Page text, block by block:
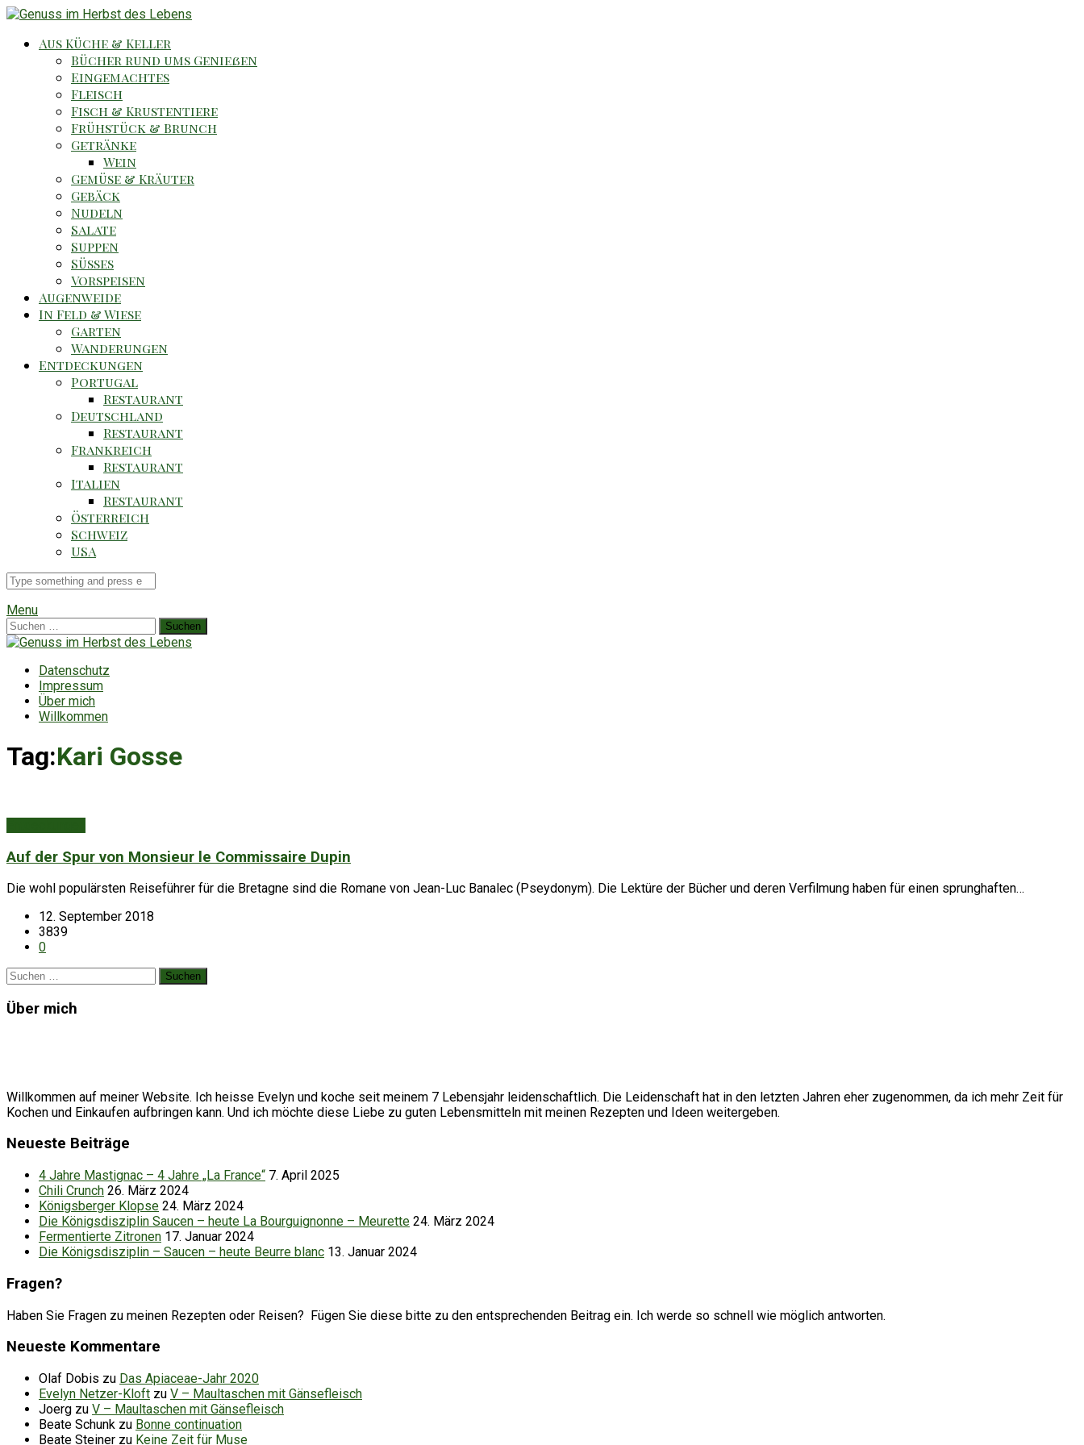
Aus Küche & Keller
Bücher rund ums Genießen
Eingemachtes
Fleisch
Fisch & Krustentiere
Frühstück & Brunch
Getränke
Wein
Gemüse & Kräuter
Gebäck
Nudeln
Salate
Suppen
Süsses
Vorspeisen
Augenweide
In Feld & Wiese
Garten
Wanderungen
Entdeckungen
Portugal
Restaurant
Deutschland
Restaurant
Frankreich
Restaurant
Italien
Restaurant
Österreich
Schweiz
USA
Suche
für
Menu
Suchen
nach:
Datenschutz
Impressum
Über mich
Willkommen
Tag:Kari Gosse
Auf der Spur von Monsieur le Commissaire Dupin
Die wohl populärsten Reiseführer für die Bretagne sind die Romane von Jean-Luc Banalec (Pseydonym). Die Lektüre der Bücher und deren Verfilmung haben für einen sprunghaften…
12. September 2018
3839
0
Suchen
Über mich
Willkommen auf meiner Website. Ich heisse Evelyn und koche seit meinem 7 Lebensjahr leidenschaftlich. Die Leidenschaft hat in den letzten Jahren eher zugenommen, da ich mehr Zeit für
Kochen und Einkaufen aufbringen kann. Und ich möchte diese Liebe zu guten Lebensmitteln mit meinen Rezepten und Ideen weitergeben.
Neueste Beiträge
4 Jahre Mastignac – 4 Jahre „La France“ 7. April 2025
Chili Crunch 26. März 2024
Königsberger Klopse 24. März 2024
Die Königsdisziplin Saucen – heute La Bourguignonne – Meurette 24. März 2024
Fermentierte Zitronen 17. Januar 2024
Die Königsdisziplin – Saucen – heute Beurre blanc 13. Januar 2024
Fragen?
Haben Sie Fragen zu meinen Rezepten oder Reisen? Fügen Sie diese bitte zu den entsprechenden Beitrag ein. Ich werde so schnell wie möglich antworten.
Neueste Kommentare
Olaf Dobis zu Das Apiaceae-Jahr 2020
Evelyn Netzer-Kloft zu V – Maultaschen mit Gänsefleisch
Joerg zu V – Maultaschen mit Gänsefleisch
Beate Schunk zu Bonne continuation
Beate Steiner zu Keine Zeit für Muse